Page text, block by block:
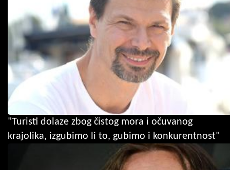
"Turisti dolaze zbog čistog mora i očuvanog
krajolika, izgubimo li to, gubimo i konkurentnost"